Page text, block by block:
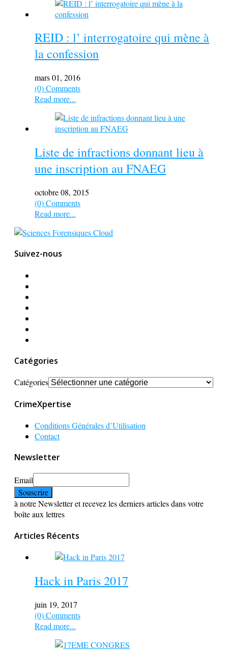
REID : l’ interrogatoire qui mène à
la confession
mars 01, 2016
(0) Comments
Read more...
Liste de infractions donnant lieu à
une inscription au FNAEG
octobre 08, 2015
(0) Comments
Read more...
Suivez-nous
Catégories
Catégories
CrimeXpertise
Conditions Générales d’Utilisation
Contact
Newsletter
Email
à notre Newsletter et recevez les derniers articles dans votre
boîte aux lettres
Articles Récents
Hack in Paris 2017
juin 19, 2017
(0) Comments
Read more...